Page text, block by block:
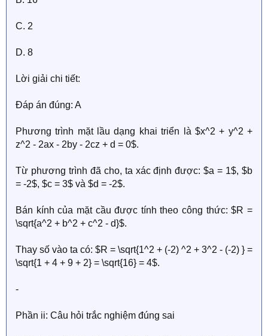
C. 2
D. 8
Lời giải chi tiết:
Đáp án đúng: A
Phương trình mặt lầu dạng khai triển là $x^2 + y^2 +
z^2 - 2ax - 2by - 2cz + d = 0$.
Từ phương trình đã cho, ta xác định được: $a = 1$, $b
= -2$, $c = 3$ và $d = -2$.
Bán kính của mặt cầu được tính theo công thức: $R =
\sqrt{a^2 + b^2 + c^2 - d}$.
Thay số vào ta có: $R = \sqrt{1^2 + (-2) ^2 + 3^2 - (-2) } =
\sqrt{1 + 4 + 9 + 2} = \sqrt{16} = 4$.
-
Phần ii: Câu hỏi trắc nghiệm đúng sai